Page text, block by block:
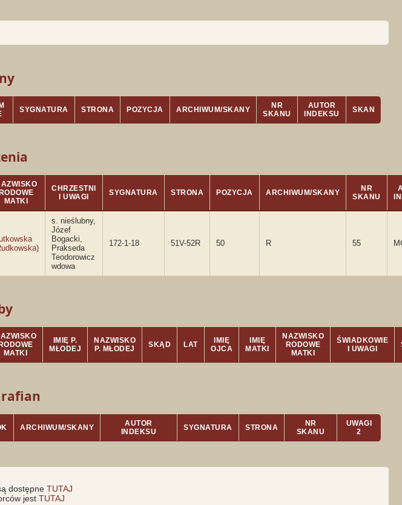
SYGNATURA STRONA POZYCJA ARCHIWUM/SKANY
NR
SKANU
AUTOR
INDEKSU
SKAN
RODOWE
MATKI
CHRZESTNI
I UWAGI
SYGNATURA STRONA POZYCJA ARCHIWUM/SKANY
NR
SKANU
s. nieślubny,
Józef
Bogacki,
Prakseda
Teodorowicz
wdowa
172-1-18 51V-52R 50 R 55
RODOWE
MATKI
IMIĘ P.
MŁODEJ
NAZWISKO
P. MŁODEJ
SKĄD LAT
IMIĘ
OJCA
IMIĘ
MATKI
NAZWISKO
RODOWE
MATKI
ŚWIADKOWIE
I UWAGI
ARCHIWUM/SKANY
AUTOR
INDEKSU
SYGNATURA STRONA
NR
SKANU
UWAGI
2
dostępneTUTAJ
jest TUTAJ